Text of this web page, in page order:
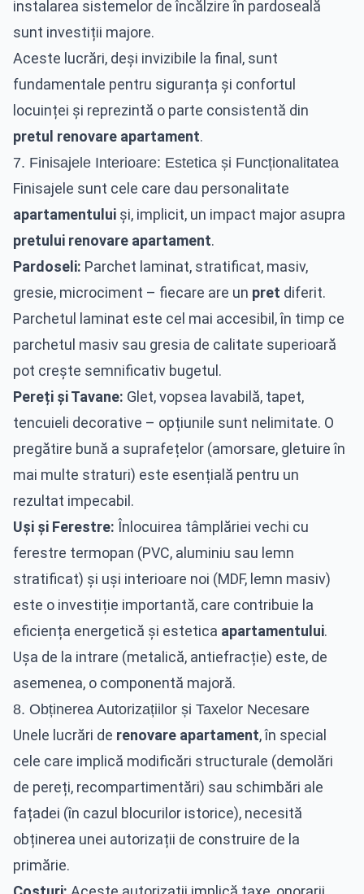
instalarea sistemelor de încălzire în pardoseală
sunt investiții majore.
Aceste lucrări, deși invizibile la final, sunt
fundamentale pentru siguranța și confortul
locuinței și reprezintă o parte consistentă din
pretul renovare apartament.
7. Finisajele Interioare: Estetica și Funcționalitatea
Finisajele sunt cele care dau personalitate
apartamentului și, implicit, un impact major asupra
pretului renovare apartament.
Pardoseli: Parchet laminat, stratificat, masiv,
gresie, microciment – fiecare are un pret diferit.
Parchetul laminat este cel mai accesibil, în timp ce
parchetul masiv sau gresia de calitate superioară
pot crește semnificativ bugetul.
Pereți și Tavane: Glet, vopsea lavabilă, tapet,
tencuieli decorative – opțiunile sunt nelimitate. O
pregătire bună a suprafețelor (amorsare, gletuire în
mai multe straturi) este esențială pentru un
rezultat impecabil.
Uși și Ferestre: Înlocuirea tâmplăriei vechi cu
ferestre termopan (PVC, aluminiu sau lemn
stratificat) și uși interioare noi (MDF, lemn masiv)
este o investiție importantă, care contribuie la
eficiența energetică și estetica apartamentului.
Ușa de la intrare (metalică, antiefracție) este, de
asemenea, o componentă majoră.
8. Obținerea Autorizațiilor și Taxelor Necesare
Unele lucrări de renovare apartament, în special
cele care implică modificări structurale (demolări
de pereți, recompartimentări) sau schimbări ale
fațadei (în cazul blocurilor istorice), necesită
obținerea unei autorizații de construire de la
primărie.